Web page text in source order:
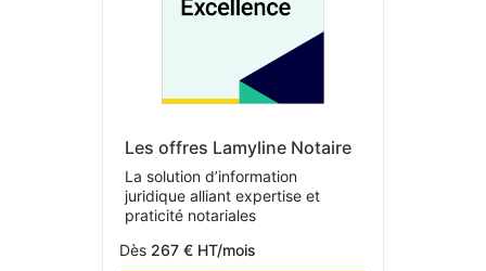
Les offres Lamyline Notaire
La solution d’information
juridique alliant expertise et
praticité notariales
Dès 267 € HT/mois